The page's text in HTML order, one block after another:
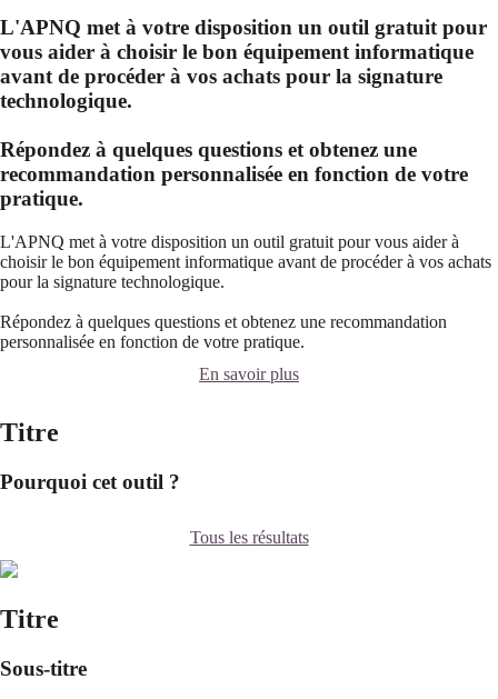
L'APNQ met à votre disposition un outil gratuit pour
vous aider à choisir le bon équipement informatique
avant de procéder à vos achats pour la signature
technologique.
Répondez à quelques questions et obtenez une
recommandation personnalisée en fonction de votre
pratique.
L'APNQ met à votre disposition un outil gratuit pour vous aider à
choisir le bon équipement informatique avant de procéder à vos achats
pour la signature technologique.
Répondez à quelques questions et obtenez une recommandation
personnalisée en fonction de votre pratique.
En savoir plus
Titre
Pourquoi cet outil ?
Tous les résultats
Titre
Sous-titre